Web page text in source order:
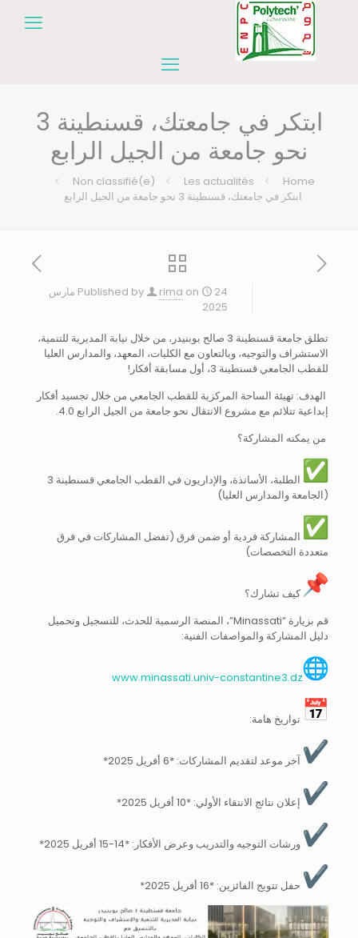
ابتكر في جامعتك، قسنطينة 3
نحو جامعة من الجيل الرابع
Home
Les actualités
Non classifié(e)
ابتكر في جامعتك، قسنطينة 3 نحو جامعة من الجيل الرابع
Published by rima on
24 مارس
2025
تطلق جامعة قسنطينة 3 صالح بوبنيدر، من خلال نيابة المديرية للتنمية،
الاستشراف والتوجيه، وبالتعاون مع الكليات، المعهد، والمدارس العليا
للقطب الجامعي قسنطينة 3، أول مسابقة أفكار!
الهدف: تهيئة الساحة المركزية للقطب الجامعي من خلال تجسيد أفكار
إبداعية تتلائم مع مشروع الانتقال نحو جامعة من الجيل الرابع 4.0.
من يمكنه المشاركة؟
الطلبة، الأساتذة، والإداريون في القطب الجامعي قسنطينة 3
(الجامعة والمدارس العليا)
المشاركة فردية أو ضمن فرق (تفضل المشاركات في فرق
متعددة التخصصات)
كيف تشارك؟
قم بزيارة “Minassati”، المنصة الرسمية للحدث، للتسجيل وتحميل
دليل المشاركة والمواصفات الفنية:
www.minassati.univ-constantine3.dz
تواريخ هامة:
آخر موعد لتقديم المشاركات: *6 أفريل 2025*
إعلان نتائج الانتقاء الأولي: *10 أفريل 2025*
ورشات التوجيه والتدريب وعرض الأفكار: *14-15 أفريل 2025*
حفل تتويج الفائزين: *16 أفريل 2025*